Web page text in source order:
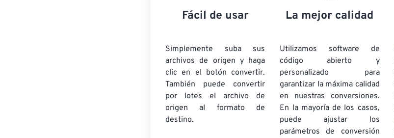
Fácil de usar
Simplemente suba sus
archivos de origen y haga
clic en el botón convertir.
También puede convertir
por lotesel archivo de
origen al formato de
destino.
La mejor calidad
Utilizamos software de
código abierto y
personalizado para
garantizar la máxima calidad
en nuestras conversiones.
En la mayoría de los casos,
puede ajustar los
parámetros de conversión